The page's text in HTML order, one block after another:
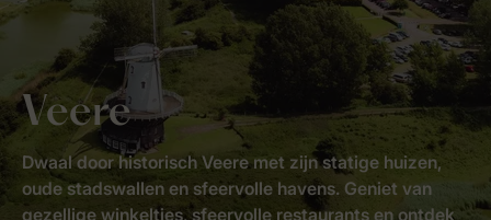
Veere
Dwaal door historisch Veere met zijn statige huizen,
oude stadswallen en sfeervolle havens. Geniet van
gezellige winkeltjes, sfeervolle restaurants en ontdek